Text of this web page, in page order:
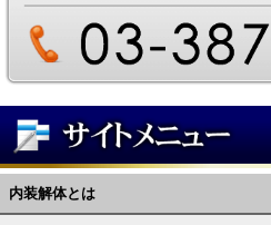
内装解体とは